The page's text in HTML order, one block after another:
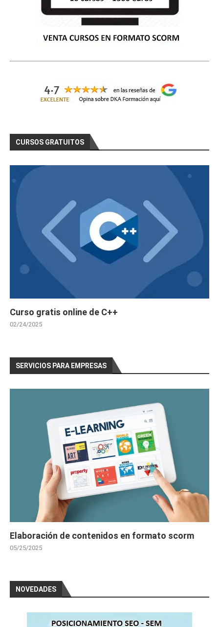
CURSOS GRATUITOS
Curso gratis online de C++
02/24/2025
SERVICIOS PARA EMPRESAS
Elaboración de contenidos en formato scorm
05/25/2025
NOVEDADES